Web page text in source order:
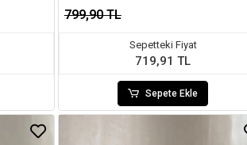
799,90 TL
Sepetteki Fiyat
719,91 TL
Sepete Ekle